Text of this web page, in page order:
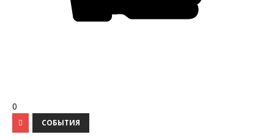
0
СОБЫТИЯ